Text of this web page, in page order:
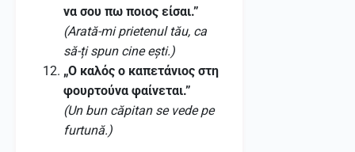
να σου πω ποιος είσαι.”
(Arată-mi prietenul tău, ca
să-ți spun cine ești.)
„Ο καλός ο καπετάνιος στη
φουρτούνα φαίνεται.”
(Un bun căpitan se vede pe
furtună.)